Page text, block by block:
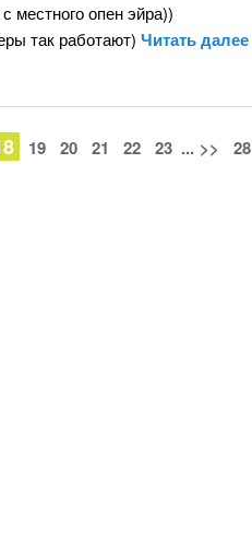
местного опен эйра))
так работают) Читать далее
19 20 21 22 23 ... >> 28